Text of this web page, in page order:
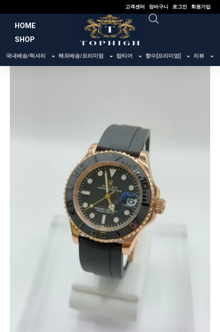
건
너
고객센터 장바구니 로그인 회원가입
HOME
SHOP
국내배송/럭셔리 해외배송/프리미엄 탑티어 향수[프리미엄] 리뷰